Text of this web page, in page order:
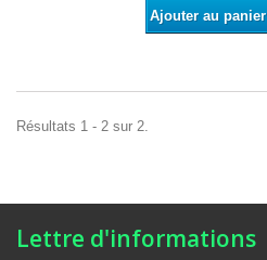
Ajouter au panier
Résultats 1 - 2 sur 2.
Lettre d'informations